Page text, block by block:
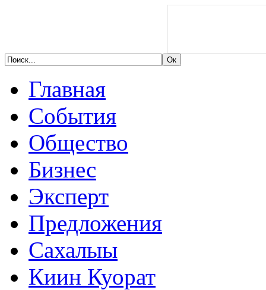
Главная
События
Общество
Бизнес
Эксперт
Предложения
Сахалыы
Киин Куорат